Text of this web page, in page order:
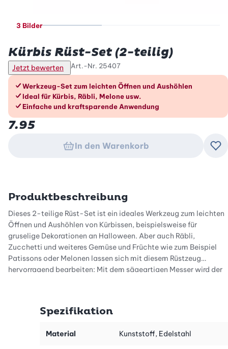
3 Bilder
Kürbis Rüst-Set (2-teilig)
Jetzt bewerten Art.-Nr. 25407
Die Vorteile im Überblick
Werkzeug-Set zum leichten Öffnen und Aushöhlen
Ideal für Kürbis, Räbli, Melone usw.
Einfache und kraftsparende Anwendung
7.95
In den Warenkorb
Produktbeschreibung
Dieses 2-teilige Rüst-Set ist ein ideales Werkzeug zum leichten
Öffnen und Aushöhlen von Kürbissen, beispielsweise für
gruselige Dekorationen an Halloween. Aber auch Räbli,
Zucchetti und weiteres Gemüse und Früchte wie zum Beispiel
Patissons oder Melonen lassen sich mit diesem Rüstzeug
hervorragend bearbeiten: Mit dem sägeartigen Messer wird der
Der Aushöhler hat einen kurzen Griff, damit sich die Kraft
wie Kürbis, Kohlrabi usw. erleichtert das die Arbeit. Die grosse
Spezifikation
Material Kunststoff, Edelstahl